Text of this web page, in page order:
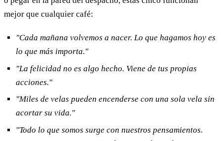
mejor que cualquier café:
"Cada mañana volvemos a nacer. Lo que hagamos hoy es
lo que más importa."
"La felicidad no es algo hecho. Viene de tus propias
acciones."
"Miles de velas pueden encenderse con una sola vela sin
acortar su vida."
"Todo lo que somos surge con nuestros pensamientos.